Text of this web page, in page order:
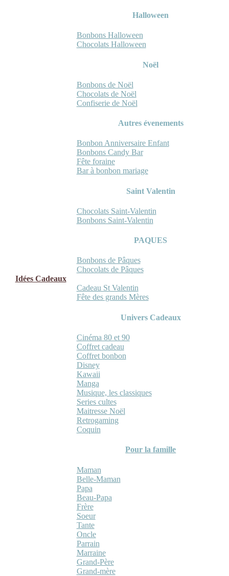
Halloween
Bonbons Halloween
Chocolats Halloween
Noël
Bonbons de Noël
Chocolats de Noël
Confiserie de Noël
Autres évenements
Bonbon Anniversaire Enfant
Bonbons Candy Bar
Fête foraine
Bar à bonbon mariage
Saint Valentin
Chocolats Saint-Valentin
Bonbons Saint-Valentin
PAQUES
Bonbons de Pâques
Chocolats de Pâques
Idées Cadeaux
Cadeau St Valentin
Fête des grands Mères
Univers Cadeaux
Cinéma 80 et 90
Coffret cadeau
Coffret bonbon
Disney
Kawaii
Manga
Musique, les classiques
Series cultes
Maitresse Noël
Retrogaming
Coquin
Pour la famille
Maman
Belle-Maman
Papa
Beau-Papa
Frère
Soeur
Tante
Oncle
Parrain
Marraine
Grand-Père
Grand-mère